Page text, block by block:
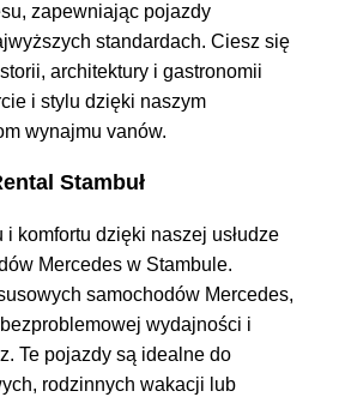
zapewniając pojazdy
standardach. Ciesz się
architektury i gastronomii
i stylu dzięki naszym
wynajmu vanów.
Stambuł
komfortu dzięki naszej usłudze
Mercedes w Stambule.
samochodów Mercedes,
wydajności i
Te pojazdy są idealne do
rodzinnych wakacji lub